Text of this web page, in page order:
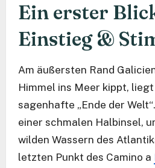
Ein erster
Einstieg &
Am äußersten Rand
Himmel ins Meer kippt, liegt
sagenhafte „Ende der
einer schmalen Halbinsel,
wilden Wassern des
letzten Punkt des Camino a